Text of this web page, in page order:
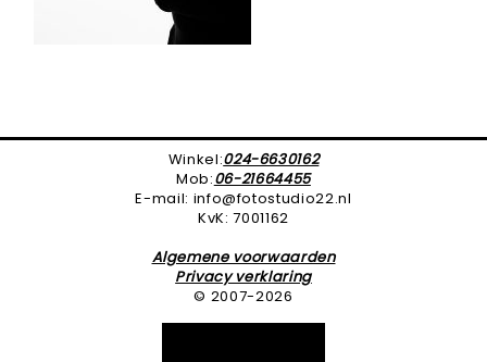
Winkel:024-6630162
Mob:06-21664455
E-mail: info@fotostudio22.nl
KvK: 7001162
Algemene voorwaarden
Privacy verklaring
© 2007-2026